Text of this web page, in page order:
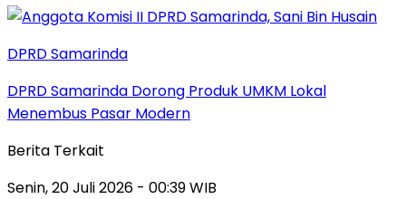
DPRD Samarinda
DPRD Samarinda Dorong Produk UMKM Lokal
Menembus Pasar Modern
Berita Terkait
Senin, 20 Juli 2026 - 00:39 WIB